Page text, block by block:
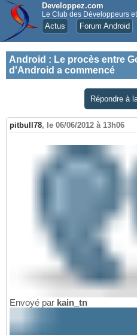
Developpez.com
Le Club des Développeurs
Actus Forum Android
Android : Le procès entre
d'Android a commencé
Répondre à
pitbull78, le 06/06/2012 à 13h06
Envoyé par kain_tn